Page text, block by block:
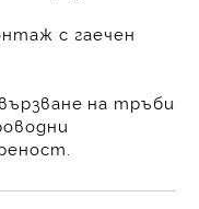
с гаечен
на тръби